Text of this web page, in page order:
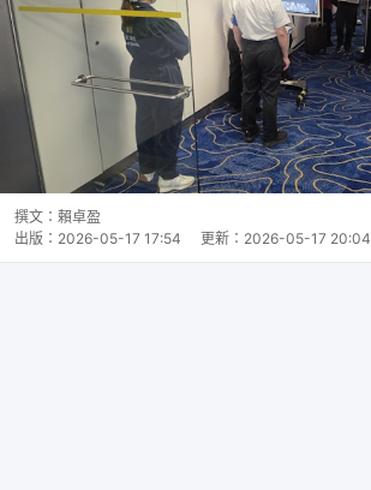
撰文： 賴卓盈
出版： 2026-05-17 17:54 更新： 2026-05-17 20:04